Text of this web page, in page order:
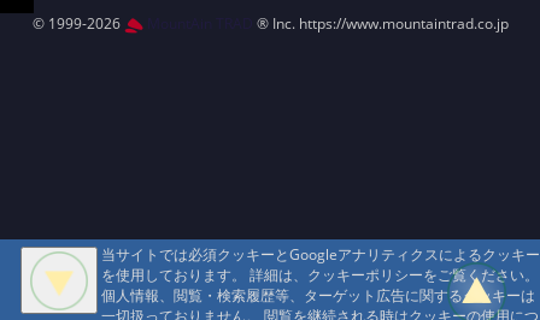
© 1999-2026 MountAin TRAD ® Inc. https://www.mountaintrad.co.jp
当サイトでは必須クッキーとGoogleアナリティクスによるクッキー
を使用しております。 詳細は、クッキーポリシーをご覧ください。
個人情報、閲覧・検索履歴等、ターゲット広告に関するクッキーは
一切扱っておりません。 閲覧を継続される時はクッキーの使用につ